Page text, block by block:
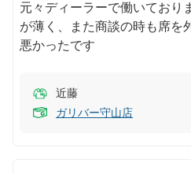
元々ディーラーで働いており
が薄く、また商談の時も席を
悪かったです
近藤
ガリバー守山店